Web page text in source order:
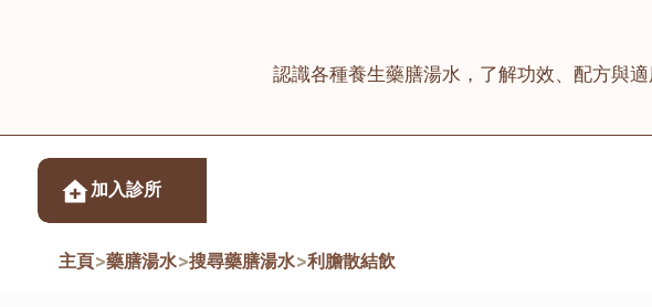
認識各種養生藥膳湯水，了解功效、配方與
加入診所
主頁>藥膳湯水>搜尋藥膳湯水>利膽散結飲